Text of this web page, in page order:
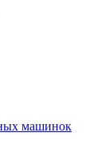
машинок